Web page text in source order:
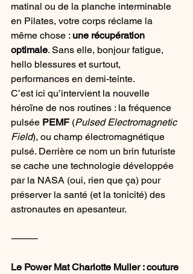
matinal ou de la planche interminable
en Pilates, votre corps réclame la
même chose : une récupération
optimale. Sans elle, bonjour fatigue,
hello blessures et surtout,
performances en demi-teinte.
C’est ici qu’intervient la nouvelle
héroïne de nos routines : la fréquence
pulsée PEMF (Pulsed Electromagnetic
Field), ou champ électromagnétique
pulsé. Derrière ce nom un brin futuriste
se cache une technologie développée
par la NASA (oui, rien que ça) pour
préserver la santé (et la tonicité) des
astronautes en apesanteur.
⸻
Le Power Mat Charlotte Muller : couture